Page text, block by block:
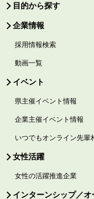
目的から探す
企業情報
採用情報検索
動画一覧
イベント
県主催イベント情報
企業主催イベント情報
いつでもオンライン先輩
女性活躍
女性の活躍推進企業
インターンシップ／